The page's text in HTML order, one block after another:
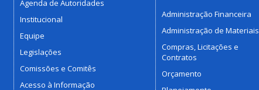
Agenda de Autoridades
Institucional
Equipe
Legislações
Comissões e Comitês
Acesso à Informação
Administração Financeira
Administração de Materiais
Compras, Licitações e
Contratos
Orçamento